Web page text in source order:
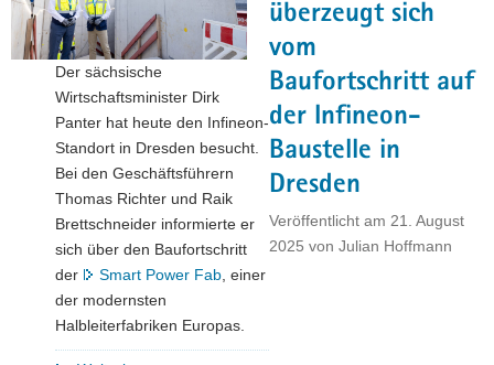
BSZ
Elektrotechnik"
überzeugt sich
vom
Baufortschritt auf
der Infineon-
Baustelle in
Dresden
Veröffentlicht am 21. August
2025 von Julian Hoffmann
Der sächsische
Wirtschaftsminister Dirk
Panter hat heute den Infineon-
Standort in Dresden besucht.
Bei den Geschäftsführern
Thomas Richter und Raik
Brettschneider informierte er
sich über den Baufortschritt
der
Smart Power Fab , einer
der modernsten
Halbleiterfabriken Europas.